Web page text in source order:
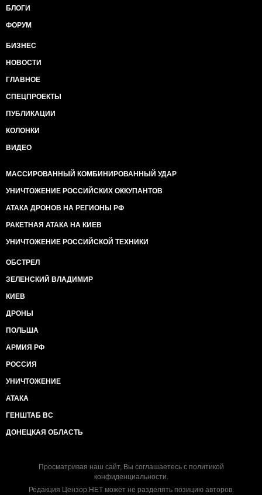
БЛОГИ
ФОРУМ
БИЗНЕС
НОВОСТИ
ГЛАВНОЕ
СПЕЦПРОЕКТЫ
ПУБЛИКАЦИИ
КОЛОНКИ
ВИДЕО
МАССИРОВАННЫЙ КОМБИНИРОВАННЫЙ УДАР
УНИЧТОЖЕНИЕ РОССИЙСКИХ ОККУПАНТОВ
АТАКА ДРОНОВ НА РЕГИОНЫ РФ
РАКЕТНАЯ АТАКА НА КИЕВ
УНИЧТОЖЕНИЕ РОССИЙСКОЙ ТЕХНИКИ
ОБСТРЕЛ
ЗЕЛЕНСКИЙ ВЛАДИМИР
КИЕВ
ДРОНЫ
ПОЛЬША
АРМИЯ РФ
РОССИЯ
УНИЧТОЖЕНИЕ
АТАКА
ГЕНШТАБ ВС
ДОНЕЦКАЯ ОБЛАСТЬ
Просматривая наш сайт, Вы соглашаетесь с политикой
конфиденциальности.
Редакция Цензор.НЕТ может не разделять позицию авторов.